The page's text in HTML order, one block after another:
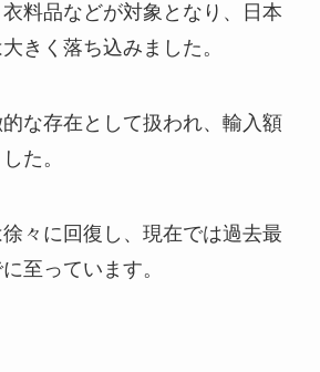
料品などが対象となり、日本
きく落ち込みました。
な存在として扱われ、輸入額
た。
々に回復し、現在では過去最
至っています。